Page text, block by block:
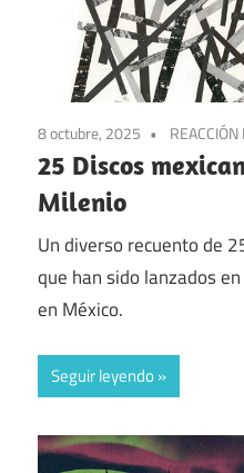
8 octubre, 2025
25 Discos
Milenio
Un diverso recuento de
que han sido lanzados
en México.
Seguir leyendo